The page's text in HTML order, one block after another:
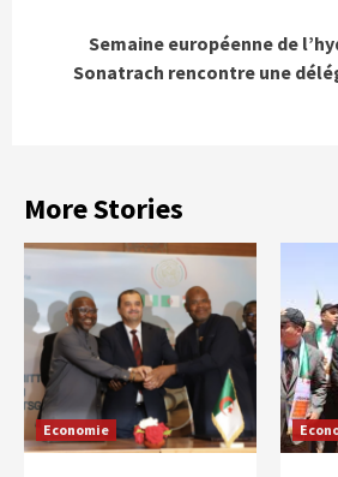
Semaine européenne de
Sonatrach rencontre une
More Stories
Economie